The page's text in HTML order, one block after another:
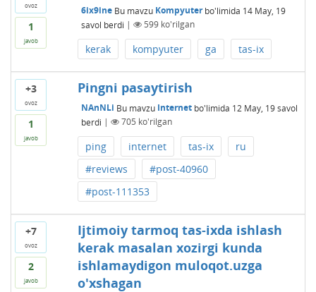
ovoz
1
javob
6ix9ine Bu mavzu Kompyuterbo'limida 14 May, 19
savol berdi | 599ko'rilgan
kerak kompyuter ga tas-ix
+3
ovoz
1
javob
Pingni pasaytirish
NAnNLi Bu mavzu Internetbo'limida 12 May, 19 savol
berdi | 705 ko'rilgan
ping internet tas-ix
ru
#reviews
#post-40960
#post-111353
+7
ovoz
2
javob
Ijtimoiy tarmoq tas-ixda ishlash
kerak masalan xozirgi kunda
ishlamaydigon muloqot.uzga
o'xshagan